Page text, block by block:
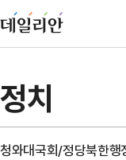
정치
청와대국회/정당북한행